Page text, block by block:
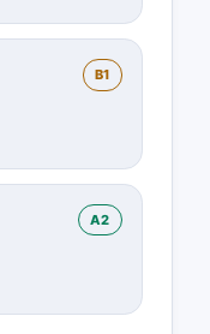
B1
A2